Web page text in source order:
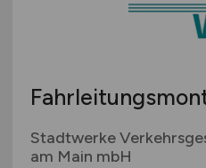
Stadtwerke
am Main mbH